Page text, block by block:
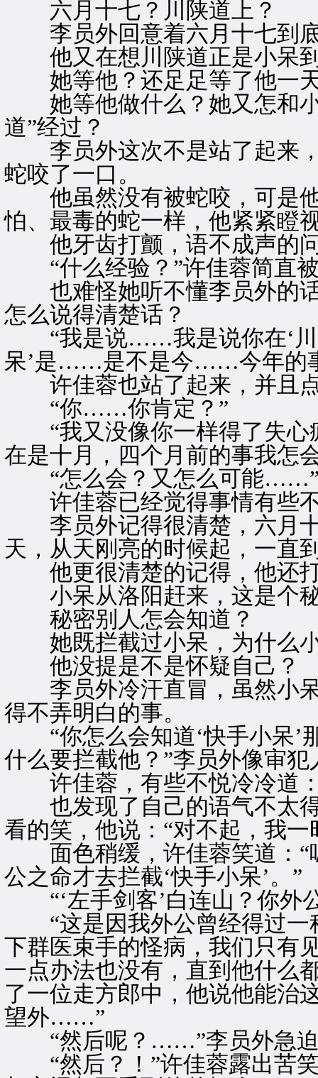
六月十七？川陕道上？
李员外回意着六月十七到
他又在想川陕道正是小呆
她等他？还足足等了他一
她等他做什么？她又怎和小
道”经过？
李员外这次不是站了起来，
蛇咬了一口。
他虽然没有被蛇咬，可是他
怕、最毒的蛇一样，他紧紧瞪
他牙齿打颤，语不成声的
“什么经验？”许佳蓉简直被
也难怪她听不懂李员外的话
怎么说得清楚话？
“我是说……我是说你在‘川
呆’是……是不是今……今年的
许佳蓉也站了起来，并且
“你……你肯定？”
“我又没像你一样得了失心
在是十月，四个月前的事我怎
“怎么会？又怎么可能……”
许佳蓉已经觉得事情有些不
李员外记得很清楚，六月十
天，从天刚亮的时候起，一直
他更很清楚的记得，他还打
小呆从洛阳赶来，这是个
秘密别人怎会知道？
她既拦截过小呆，为什么小
他没提是不是怀疑自己？
李员外冷汗直冒，虽然小呆
得不弄明白的事。
“你怎么会知道‘快手小呆’
什么要拦截他？”李员外像审犯
许佳蓉，有些不悦冷冷道：
也发现了自己的语气不太得
看的笑，他说：“对不起，我
面色稍缓，许佳蓉笑道：“
公之命才去拦截‘快手小呆’。”
“‘左手剑客’白连山？你外
“这是因我外公曾经得过一
下群医束手的怪病，我们只有
一点办法也没有，直到他什么
了一位走方郎中，他说他能治
望外……”
“然后呢？……”李员外急迫
“然后？！”许佳蓉露出苦笑